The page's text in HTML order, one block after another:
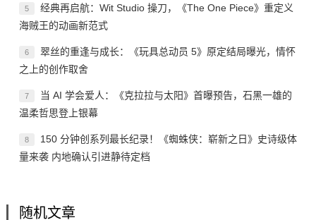
5
经典再启航：Wit Studio 操刀，《The One Piece》重定义
海贼王的动画新范式
6
翠丝的重逢与成长：《玩具总动员 5》原定结局曝光，情怀
之上的创作取舍
7
当 AI 学会爱人：《克拉拉与太阳》首曝预告，石黑一雄的
温柔哲思登上银幕
8
150 分钟创系列最长纪录！《蜘蛛侠：崭新之日》史诗级体
量来袭 内地确认引进静待定档
随机文章